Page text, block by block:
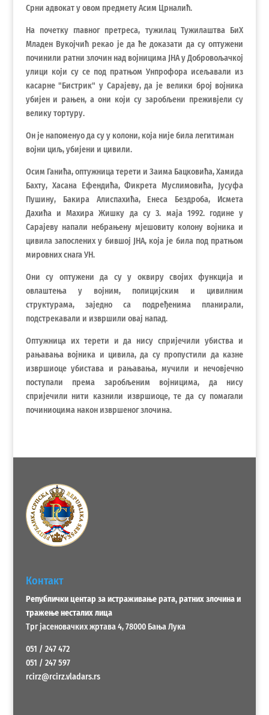
Срни адвокат у овом предмету Асим Црналић.
На почетку главног претреса, тужилац Тужилаштва БиХ
Младен Вукојчић рекао је да ће доказати да су оптужени
починили ратни злочин над војницима ЈНА у Добровољачкој
улици који су се под пратњом Унпрофора исељавали из
касарне "Бистрик" у Сарајеву, да је велики број војника
убијен и рањен, а они који су заробљени преживјели су
велику тортуру.
Он је напоменуо да су у колони, која није била легитиман
војни циљ, убијени и цивили.
Осим Ганића, оптужница терети и Заима Бацковића, Хамида
Бахту, Хасана Ефендића, Фикрета Муслимовића, Јусуфа
Пушину, Бакира Алиспахића, Енеса Бездроба, Исмета
Дахића и Махира Жишку да су 3. маја 1992. године у
Сарајеву напали небрањену мјешовиту колону војника и
цивила запослених у бившој ЈНА, која је била под пратњом
мировних снага УН.
Они су оптужени да су у оквиру својих функција и
овлаштења у војним, полицијским и цивилним
структурама, заједно са подређенима планирали,
подстрекавали и извршили овај напад.
Оптужница их терети и да нису спријечили убиства и
рањавања војника и цивила, да су пропустили да казне
извршиоце убистава и рањавања, мучили и нечовјечно
поступали према заробљеним војницима, да нису
спријечили нити казнили извршиоце, те да су помагали
починиоцима након извршеног злочина.
Контакт
Републички центар за истраживање рата, ратних злочина и
тражење несталих лица
Трг јасеновачких жртава 4, 78000 Бања Лука
051 / 247 472
051 / 247 597
rcirz@rcirz.vladars.rs